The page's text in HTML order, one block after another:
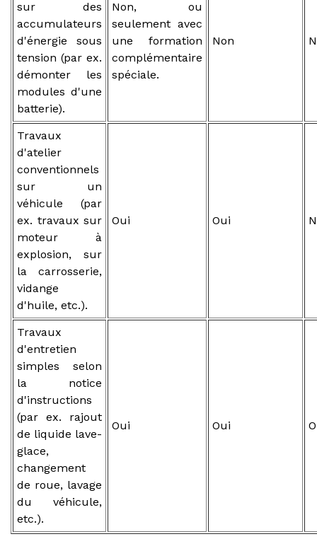
sur des
accumulateurs
d'énergie sous
tension (par ex.
démonter les
modules d'une
batterie).
Non, ou
seulement avec
une formation
complémentaire
spéciale.
Non
Travaux
d'atelier
conventionnels
sur un
véhicule (par
ex. travaux sur
moteur à
explosion, sur
la carrosserie,
vidange
d'huile, etc.).
Oui Oui
Travaux
d'entretien
simples selon
la notice
d'instructions
(par ex. rajout
de liquide lave-
glace,
changement
de roue, lavage
du véhicule,
etc.).
Oui Oui